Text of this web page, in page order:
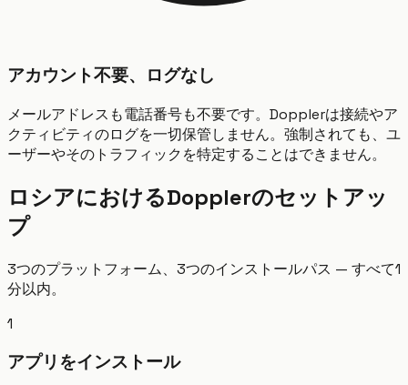
アカウント不要、ログなし
メールアドレスも電話番号も不要です。Dopplerは接続やア
クティビティのログを一切保管しません。強制されても、ユ
ーザーやそのトラフィックを特定することはできません。
ロシアにおけるDopplerのセットアッ
プ
3つのプラットフォーム、3つのインストールパス — すべて1
分以内。
1
アプリをインストール